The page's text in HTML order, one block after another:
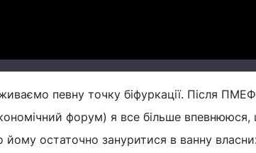
певну точку біфуркації. Після
форум) я все більше впевнююся,
йому остаточно зануритися в ванну